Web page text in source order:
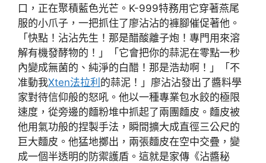
口，正在聚積藍色光芒。K-999特務用它穿著燕尾
服的小爪子，一把抓住了廖沾沾的褲腳催促著他。
「快點！沾沾先生！那是醋酸離子炮！專門用來溶
解有機發酵物的！」「它會把你的蒜泥在零點一秒
內變成無菌的、純淨的白醋！那是浩劫啊！」「不
准動我Xten法拉利 的蒜泥！」廖沾沾發出了醬料學
家對待信仰般的怒吼。他以一種專業包水餃的極限
速度，從旁邊的麵粉堆中抓起了兩團麵皮。麵皮被
他用氣功般的捏製手法，瞬間擴大成直徑三公尺的
巨大麵皮。他猛地擲出，兩張麵皮在空中交疊，變
成一個半透明的防禦護盾。這就是家傳《沾醬秘